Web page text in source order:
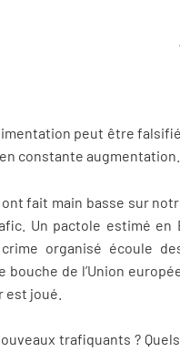
peut être
constante augmentation.
fait main basse sur
Un pactole estimé en
organisé écoule
bouche de l’Union
est joué.
trafiquants ?